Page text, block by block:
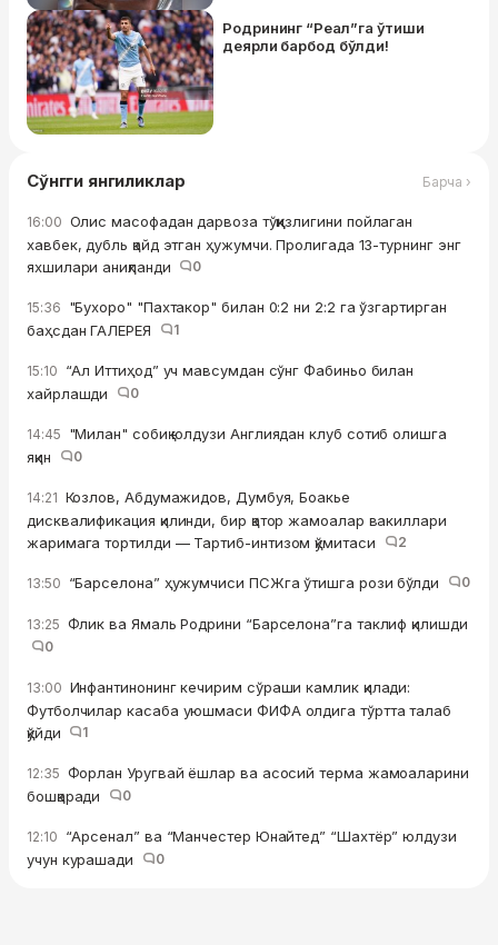
Родрининг “Реал”га ўтиши
деярли барбод бўлди!
Сўнгги янгиликлар Барча ›
16:00 Олис масофадан дарвоза тўққизлигини пойлаган
хавбек, дубль қайд этган ҳужумчи. Пролигада 13-турнинг энг
яхшилари аниқланди
0
15:36 "Бухоро" "Пахтакор" билан 0:2 ни 2:2 га ўзгартирган
баҳсдан ГАЛЕРЕЯ
1
15:10 “Ал Иттиҳод” уч мавсумдан сўнг Фабиньо билан
хайрлашди
0
14:45 "Милан" собиқ юлдузи Англиядан клуб сотиб олишга
яқин
0
14:21 Козлов, Абдумажидов, Думбуя, Боакье
дисквалификация қилинди, бир қатор жамоалар вакиллари
жаримага тортилди — Тартиб-интизом қўмитаси
2
13:50 “Барселона” ҳужумчиси ПСЖга ўтишга рози бўлди 0
13:25 Флик ва Ямаль Родрини “Барселона”га таклиф қилишди
0
13:00 Инфантинонинг кечирим сўраши камлик қилади:
Футболчилар касаба уюшмаси ФИФА олдига тўртта талаб
қўйди
1
12:35 Форлан Уругвай ёшлар ва асосий терма жамоаларини
бошқаради
0
12:10 “Арсенал” ва “Манчестер Юнайтед” “Шахтёр” юлдузи
учун курашади
0